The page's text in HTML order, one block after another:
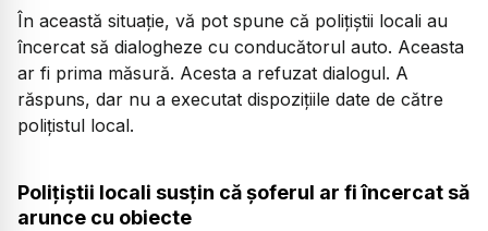
În această situație, vă pot spune că polițiștii locali au
încercat să dialogheze cu conducătorul auto. Aceasta
ar fi prima măsură. Acesta a refuzat dialogul. A
răspuns, dar nu a executat dispozițiile date de către
polițistul local.
Polițiștii locali susțin că șoferul ar fi încercat să
arunce cu obiecte